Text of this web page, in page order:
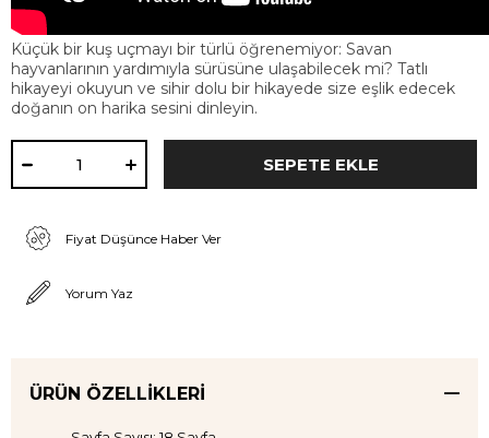
Küçük bir kuş uçmayı bir türlü öğrenemiyor: Savan
hayvanlarının yardımıyla sürüsüne ulaşabilecek mi? Tatlı
hikayeyi okuyun ve sihir dolu bir hikayede size eşlik edecek
doğanın on harika sesini dinleyin.
Fiyat Düşünce Haber Ver
Yorum Yaz
ÜRÜN ÖZELLIKLERI